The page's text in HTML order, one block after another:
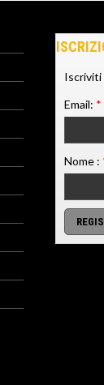
Iscriviti
Email: *
Nome :